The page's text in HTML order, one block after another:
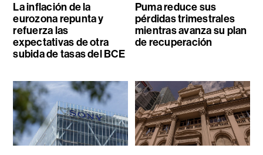
La inflación de la
eurozona repunta y
refuerza las
expectativas de otra
subida de tasas del BCE
Puma reduce sus
pérdidas trimestrales
mientras avanza su plan
de recuperación